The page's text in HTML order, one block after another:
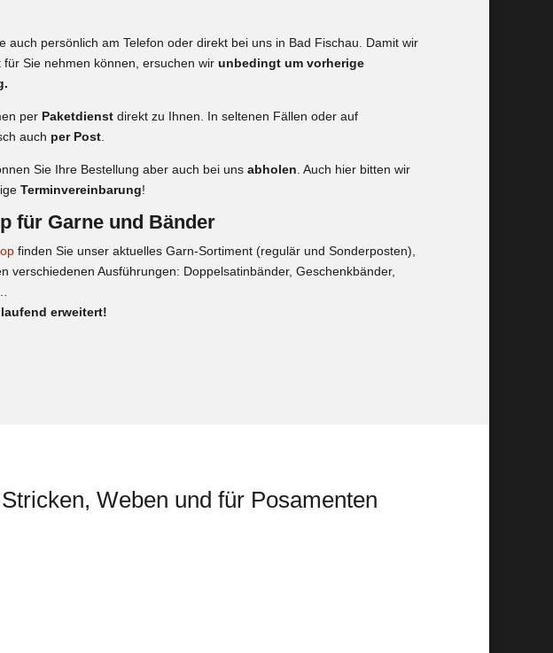
auch persönlich am Telefon oder direkt bei uns in Bad Fischau. Damit wir
Sie nehmen können, ersuchen wir unbedingt um vorherige
per Paketdienst direkt zu Ihnen. In seltenen Fällen oder auf
auch per Post.
Sie Ihre Bestellung aber auch bei uns abholen . Auch hier bitten wir
Terminvereinbarung!
für Garne und Bänder
finden Sie unser aktuelles Garn-Sortiment (regulär und Sonderposten),
verschiedenen Ausführungen: Doppelsatinbänder, Geschenkbänder,
erweitert!
Weben und für Posamenten